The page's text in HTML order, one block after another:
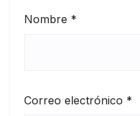
Nombre *
Correo electrónico *